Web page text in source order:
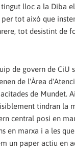
lloc a la Diba
tot això que
tot desistint de
de govern de CiU
de l'Àrea
de Mundet.
tindran la
central posi en
en marxa i a les
un paper actiu en